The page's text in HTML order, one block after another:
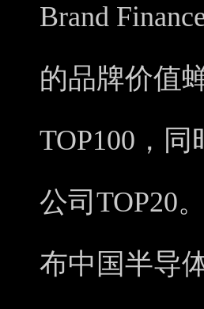
Brand
的品牌价值
TOP100，
公司TOP20
布中国半导